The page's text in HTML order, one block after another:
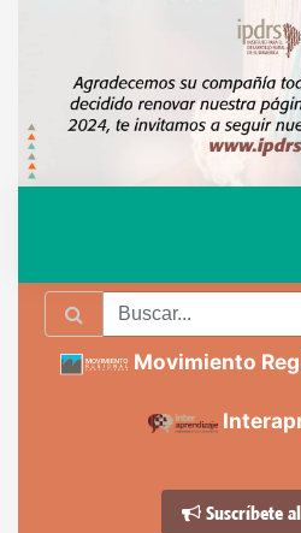
Movimiento
Suscríbete